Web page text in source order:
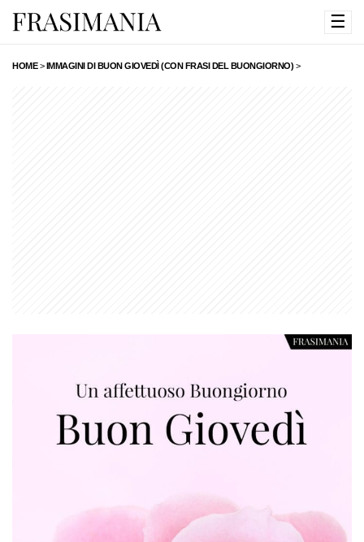
☰
HOME>IMMAGINI DI BUON GIOVEDÌ (CON FRASI DEL BUONGIORNO) >